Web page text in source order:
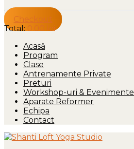
Checkout
Total: 0.00 lei
Acasă
Program
Clase
Antrenamente Private
Preturi
Workshop-uri & Evenimente
Aparate Reformer
Echipa
Contact